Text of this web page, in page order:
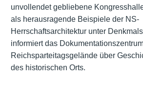
unvollendet gebliebene
als herausragende Beispiele der NS-
Herrschaftsarchitektur unter
informiert das
Reichsparteitagsgelände über
des historischen Orts.